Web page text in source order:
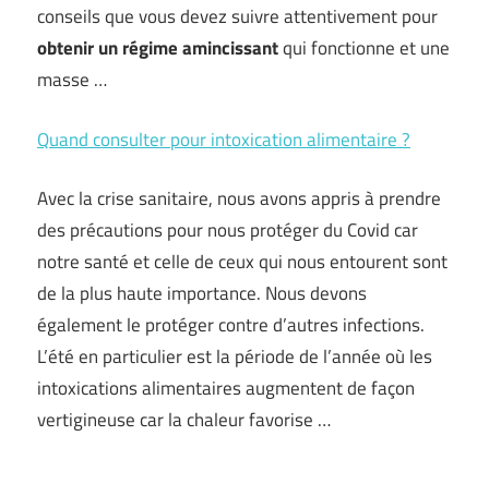
conseils que vous devez suivre attentivement pour
obtenir unrégime amincissantqui fonctionne et une
masse …
Quand consulter pour intoxication alimentaire ?
Avec la crise sanitaire, nous avons appris à prendre
des précautions pour nous protéger du Covid car
notre santé et celle de ceux qui nous entourent sont
de la plus haute importance. Nous devons
également le protéger contre d’autres infections.
L’été en particulier est la période de l’année où les
intoxications alimentaires augmentent de façon
vertigineuse car la chaleur favorise …